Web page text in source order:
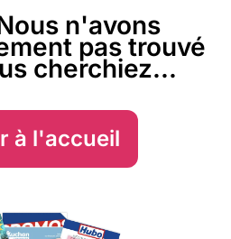
n'avons
pas trouvé
cherchiez...
à l'accueil